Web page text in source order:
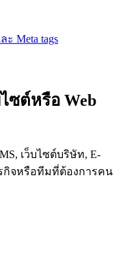
Meta tags
ซต์หรือ Web
เว็บไซต์บริษัท, E-
รกิจหรือทีมที่ต้องการคน